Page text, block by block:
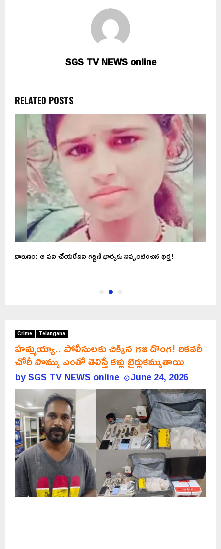
SGS TV NEWS online
RELATED POSTS
దారుణం: ఆ పని చేయలేదని గర్భిణీ భార్యకు నిప్పంటించిన భర్త!
Crime Telangana
హమ్మయ్యా.. పోలీసులకు చిక్కిన గజ దొంగ! రికవరీ
చోరీ సొమ్ము ఎంతో తెలిస్తే కళ్లు బైర్లుకమ్ముతాయి
bySGS TV NEWS online June 24, 2026